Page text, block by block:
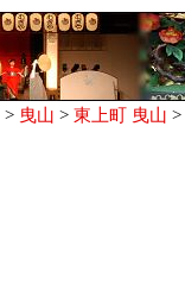
> 曳山 > 東上町 曳山 >